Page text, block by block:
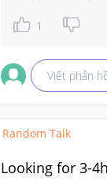
1
Viết phản
Random Talk
Looking for 3-